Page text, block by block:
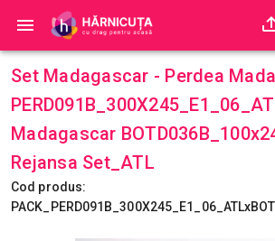
Set Madagascar - Perdea
Madagascar
Rejansa Set_ATL
Cod produs: